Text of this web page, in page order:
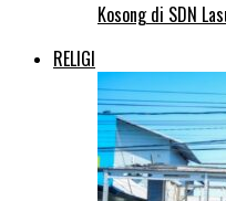
Kosong di SDN
RELIGI